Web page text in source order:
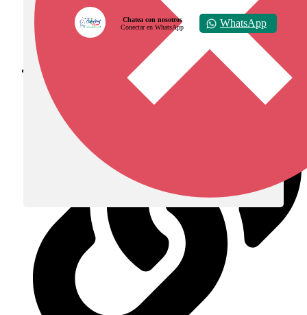
Diócesis de Zipaquirá
Chatea con nosotros
Conectar en WhatsApp
WhatsApp